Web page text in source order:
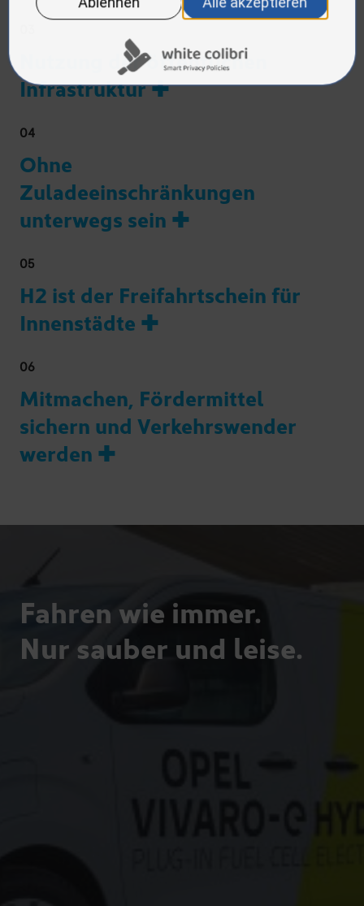
Nutzung der öffentlichen
Infrastruktur ✚
04
Ohne
Zuladeeinschränkungen
unterwegs sein ✚
05
H2 ist der Freifahrtschein für
Innenstädte ✚
06
Mitmachen, Fördermittel
sichern und Verkehrswender
werden ✚
Fahren wie immer.
Nur sauber und leise.